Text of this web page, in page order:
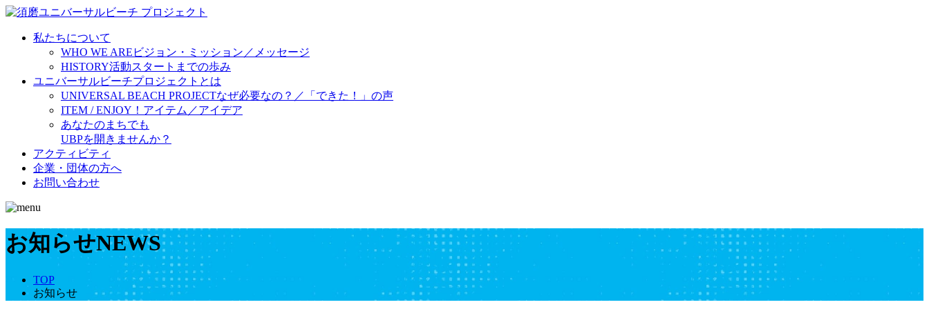
私たちについて
WHO WE ARE ビジョン・ミッション／メッセージ
HISTORY活動スタートまでの歩み
ユニバーサルビーチプロジェクトとは
UNIVERSAL BEACH PROJECTなぜ必要なの？／「できた！」の声
ITEM / ENJOY！ アイテム／アイデア
あなたのまちでも
UBPを開きませんか？
アクティビティ
企業・団体の方へ
お問い合わせ
お知らせNEWS
TOP
お知らせ